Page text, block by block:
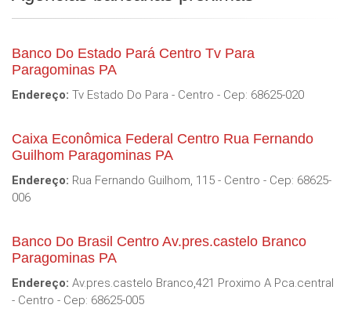
Banco Do Estado Pará Centro Tv Para
Paragominas PA
Endereço: Tv Estado Do Para - Centro - Cep: 68625-020
Caixa Econômica Federal Centro Rua Fernando
Guilhom Paragominas PA
Endereço: Rua Fernando Guilhom, 115 - Centro - Cep: 68625-
006
Banco Do Brasil Centro Av.pres.castelo Branco
Paragominas PA
Endereço: Av.pres.castelo Branco,421 Proximo A Pca.central
- Centro - Cep: 68625-005